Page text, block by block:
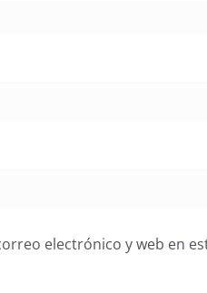
electrónico y web en